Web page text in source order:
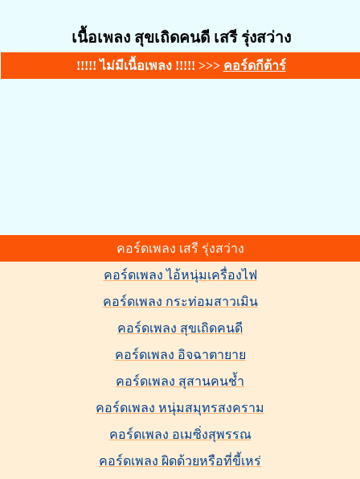
เนื้อเพลง สุขเถิดคนดี เสรี รุ่งสว่าง
!!!!! ไม่มีเนื้อเพลง !!!!! >>> คอร์ดกีต้าร์
คอร์ดเพลง เสรี รุ่งสว่าง
คอร์ดเพลง ไอ้หนุ่มเครื่องไฟ
คอร์ดเพลง กระท่อมสาวเมิน
คอร์ดเพลง สุขเถิดคนดี
คอร์ดเพลง อิจฉาตายาย
คอร์ดเพลง สุสานคนช้ำ
คอร์ดเพลง หนุ่มสมุทรสงคราม
คอร์ดเพลง อเมซิ่งสุพรรณ
คอร์ดเพลง ผิดด้วยหรือที่ขี้เหร่